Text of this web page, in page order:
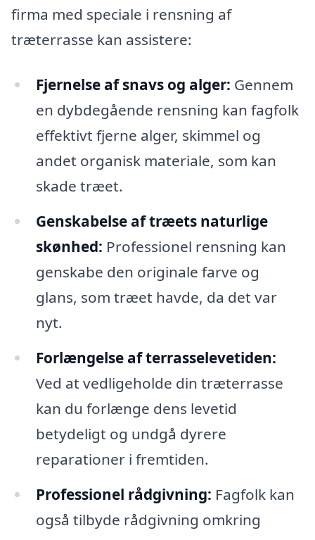
firma med speciale i rensning af
træterrasse kan assistere:
Fjernelse af snavs og alger: Gennem
en dybdegående rensning kan fagfolk
effektivt fjerne alger, skimmel og
andet organisk materiale, som kan
skade træet.
Genskabelse af træets naturlige
skønhed: Professionel rensning kan
genskabe den originale farve og
glans, som træet havde, da det var
nyt.
Forlængelse af terrasselevetiden:
Ved at vedligeholde din træterrasse
kan du forlænge dens levetid
betydeligt og undgå dyrere
reparationer i fremtiden.
Professionel rådgivning: Fagfolk kan
også tilbyde rådgivning omkring